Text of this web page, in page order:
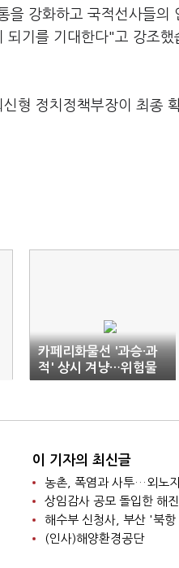
강화하고 국적선사들의
기를 기대한다"고 강조했
형 정치정책부장이 최종
카페리화물선 '과승·과
적' 상시 겨냥…위험물
운반선도 조준
이 기자의 최신글
농촌, 폭염과 사투…외노
상임감사 공모 돌입한 해
해수부 신청사, 부산 '북
(인사)해양환경공단